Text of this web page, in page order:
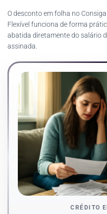
O desconto em folha no
Flexível funciona de forma
abatida diretamente do salário
assinada.
CRÉDITO